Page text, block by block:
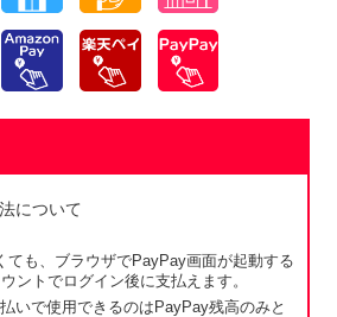
について
ても、ブラウザでPayPay画面が起動する
ントでログイン後に支払えます。
いで使用できるのはPayPay残高のみと